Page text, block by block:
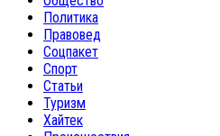
Политика
Правовед
Соцпакет
Спорт
Статьи
Туризм
Хайтек